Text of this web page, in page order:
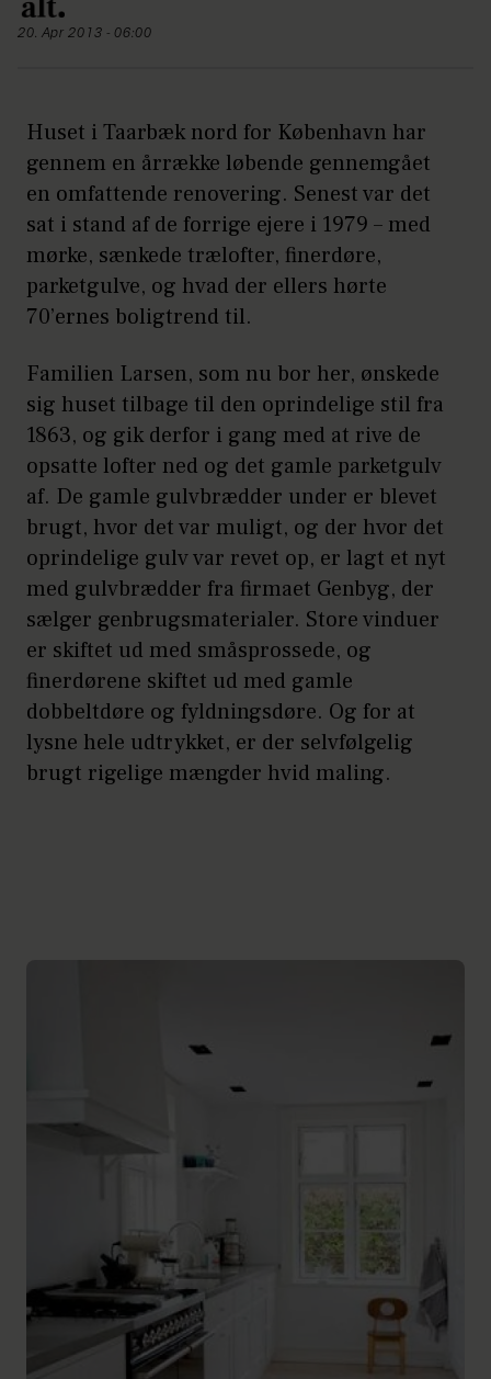
20. Apr 2013 - 06:00
Huset i Taarbæk nord for København har
gennem en årrække løbende gennemgået
en omfattende renovering. Senest var det
sat i stand af de forrige ejere i 1979 – med
mørke, sænkede trælofter, finerdøre,
parketgulve, og hvad der ellers hørte
70’ernes boligtrend til.
Familien Larsen, som nu bor her, ønskede
sig huset tilbage til den oprindelige stil fra
1863, og gik derfor i gang med at rive de
opsatte lofter ned og det gamle parketgulv
af. De gamle gulvbrædder under er blevet
brugt, hvor det var muligt, og der hvor det
oprindelige gulv var revet op, er lagt et nyt
med gulvbrædder fra firmaet Genbyg, der
sælger genbrugsmaterialer. Store vinduer
er skiftet ud med småsprossede, og
finerdørene skiftet ud med gamle
dobbeltdøre og fyldningsdøre. Og for at
lysne hele udtrykket, er der selvfølgelig
brugt rigelige mængder hvid maling.